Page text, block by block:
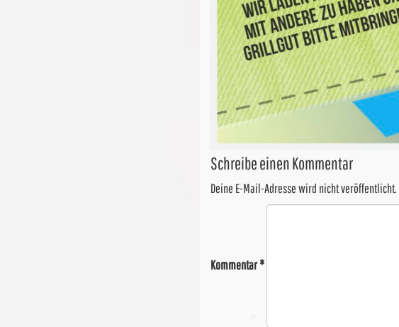
Schreibe einen Kommentar
Deine E-Mail-Adresse wird nicht veröffentlicht.
Kommentar*